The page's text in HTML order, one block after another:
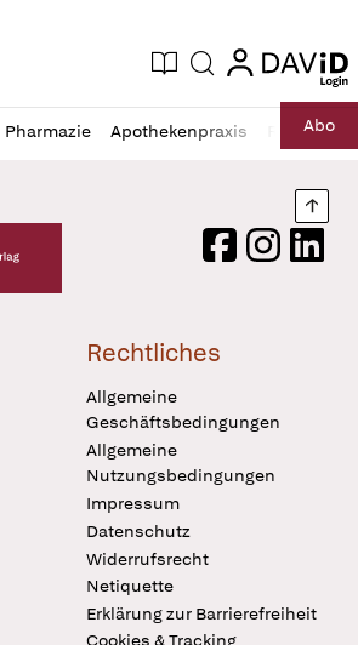
Zeitung
Aktuelle Ausgabe
Suche login
login
Pharmazie Apothekenpraxis RechtAbo
Verlag Logo
FacebookInstagram
Rechtliches
Allgemeine
Geschäftsbedingungen
Allgemeine
Nutzungsbedingungen
Impressum
Datenschutz
Widerrufsrecht
Netiquette
Erklärung zur Barrierefreiheit
Cookies & Tracking